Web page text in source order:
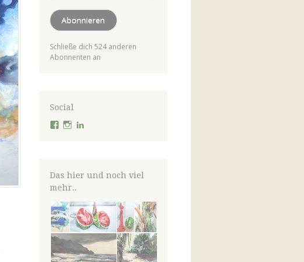
Abonnieren
Schließe dich 524 anderen
Abonnenten an
Social
Profil
anzeigen
Profil
anzeigen
anzeigen
Das hier und noch viel
mehr..